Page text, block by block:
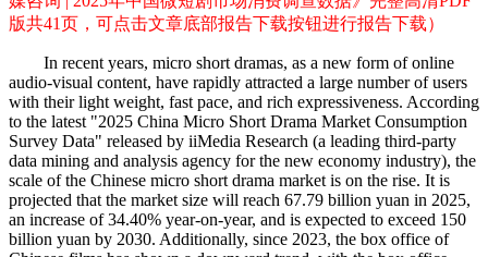
版共41页，可点击文章底部报告下载按钮进行报告下载）
In recent years, micro short dramas, as a new form of online
audio-visual content, have rapidly attracted a large number of users
with their light weight, fast pace, and rich expressiveness. According
to the latest "2025 China Micro Short Drama Market Consumption
Survey Data" released by iiMedia Research (a leading third-party
data mining and analysis agency for the new economy industry), the
scale of the Chinese micro short drama market is on the rise. It is
projected that the market size will reach 67.79 billion yuan in 2025,
an increase of 34.40% year-on-year, and is expected to exceed 150
billion yuan by 2030. Additionally, since 2023, the box office of